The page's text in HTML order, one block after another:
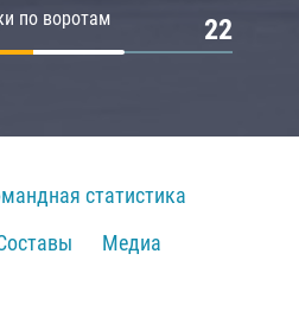
по воротам 22
статистика
Медиа